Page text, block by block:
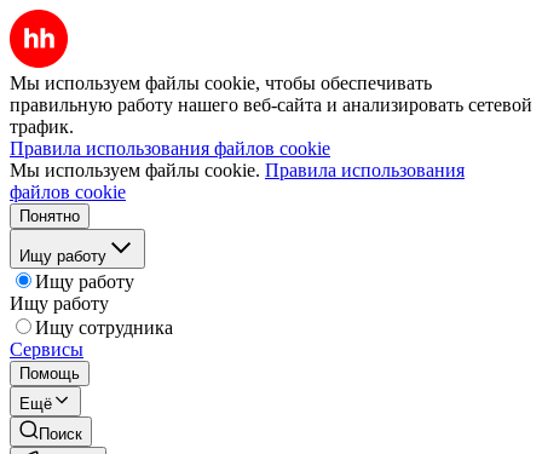
Мы используем файлы cookie, чтобы обеспечивать
правильную работу нашего веб-сайта и анализировать сетевой
трафик.
Правила использования файлов cookie
Мы используем файлы cookie. Правила использования
файлов cookie
Понятно
Ищу работу
Ищу работу
Ищу работу
Ищу сотрудника
Сервисы
Помощь
Ещё
Поиск